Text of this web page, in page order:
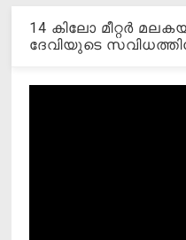
14 കിലോ മീറ്റര്‍
ദേവിയുടെ